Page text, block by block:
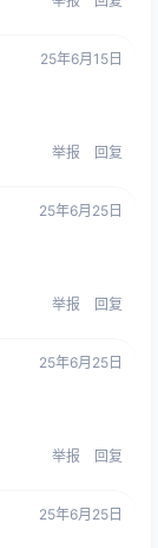
25年6月15日
举报 回复
25年6月25日
举报 回复
25年6月25日
举报 回复
25年6月25日